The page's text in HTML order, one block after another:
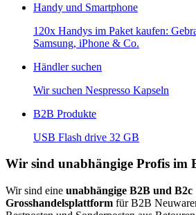
Handy und Smartphone
120x Handys im Paket kaufen:
Samsung, iPhone & Co.
Händler suchen
Wir suchen Nespresso Kapseln
B2B Produkte
USB Flash drive 32 GB
Wir sind unabhängige Profis im
Wir sind eine unabhängige B2B und
Grosshandelsplattform für B2B